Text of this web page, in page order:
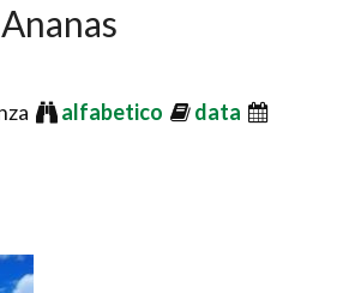
alfabetico data